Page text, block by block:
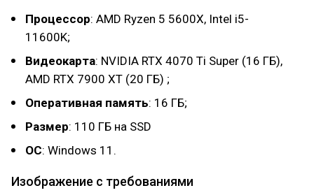
Процессор: AMD Ryzen 5 5600X, Intel i5-
11600K;
Видеокарта: NVIDIA RTX 4070 Ti Super (16 ГБ),
AMD RTX 7900 XT (20 ГБ) ;
Оперативная память: 16 ГБ;
Размер: 110 ГБ на SSD
ОС: Windows 11.
Изображение с требованиями